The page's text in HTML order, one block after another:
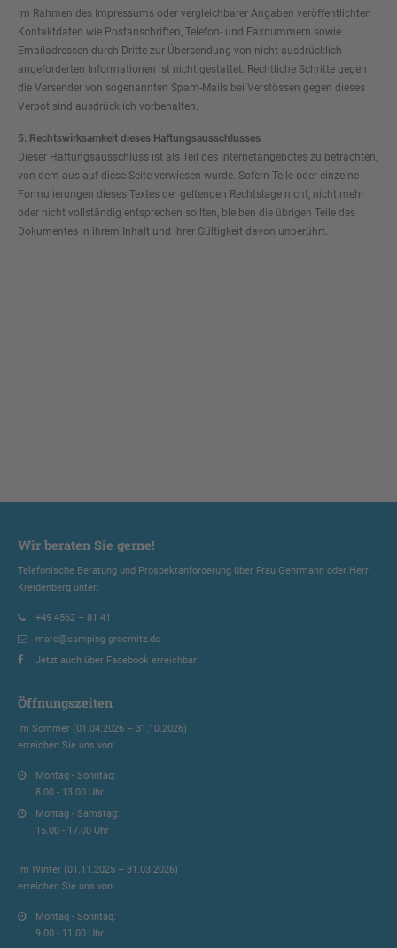
im Rahmen des Impressums oder vergleichbarer Angaben veröffentlichten
Kontaktdaten wie Postanschriften, Telefon- und Faxnummern sowie
Emailadressen durch Dritte zur Übersendung von nicht ausdrücklich
angeforderten Informationen ist nicht gestattet. Rechtliche Schritte gegen
die Versender von sogenannten Spam-Mails bei Verstössen gegen dieses
Verbot sind ausdrücklich vorbehalten.
5. Rechtswirksamkeit dieses Haftungsausschlusses
Dieser Haftungsausschluss ist als Teil des Internetangebotes zu betrachten,
von dem aus auf diese Seite verwiesen wurde. Sofern Teile oder einzelne
Formulierungen dieses Textes der geltenden Rechtslage nicht, nicht mehr
oder nicht vollständig entsprechen sollten, bleiben die übrigen Teile des
Dokumentes in ihrem Inhalt und ihrer Gültigkeit davon unberührt.
Wir beraten Sie gerne!
Telefonische Beratung und Prospektanforderung über Frau Gehrmann oder Herr
Kreidenberg unter:
+49 4562 – 81 41
mare@camping-groemitz.de
Jetzt auch über Facebook erreichbar!
Öffnungszeiten
Im Sommer (01.04.2026 – 31.10.2026)
erreichen Sie uns von:
Montag - Sonntag:
8.00 - 13.00 Uhr
Montag - Samstag:
15.00 - 17.00 Uhr
Im Winter (01.11.2025 – 31.03.2026)
erreichen Sie uns von:
Montag - Sonntag:
9.00 - 11.00 Uhr